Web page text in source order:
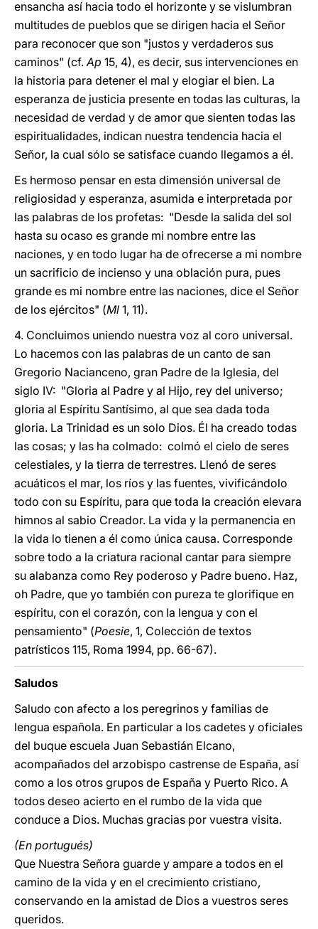
ensancha así hacia todo el horizonte y se vislumbran
multitudes de pueblos que se dirigen hacia el Señor
para reconocer que son "justos y verdaderos sus
caminos" (cf.Ap 15, 4), es decir, sus intervenciones en
la historia para detener el mal y elogiar el bien. La
esperanza de justicia presente en todas las culturas, la
necesidad de verdad y de amor que sienten todas las
espiritualidades, indican nuestra tendencia hacia el
Señor, la cual sólo se satisface cuando llegamos a él.
Es hermoso pensar en esta dimensión universal de
religiosidad y esperanza, asumida e interpretada por
las palabras de los profetas: "Desde la salida del sol
hasta su ocaso es grande mi nombre entre las
naciones, y en todo lugar ha de ofrecerse a mi nombre
un sacrificio de incienso y una oblación pura, pues
grande es mi nombre entre las naciones, dice el Señor
de los ejércitos" (Ml 1, 11).
4. Concluimos uniendo nuestra voz al coro universal.
Lo hacemos con las palabras de un canto de san
Gregorio Nacianceno, gran Padre de la Iglesia, del
siglo IV: "Gloria al Padre y al Hijo, rey del universo;
gloria al Espíritu Santísimo, al que sea dada toda
gloria. La Trinidad es un solo Dios. Él ha creado todas
las cosas; y las ha colmado: colmó el cielo de seres
celestiales, y la tierra de terrestres. Llenó de seres
acuáticos el mar, los ríos y las fuentes, vivificándolo
todo con su Espíritu, para que toda la creación elevara
himnos al sabio Creador. La vida y la permanencia en
la vida lo tienen a él como única causa. Corresponde
sobre todo a la criatura racional cantar para siempre
su alabanza como Rey poderoso y Padre bueno. Haz,
oh Padre, que yo también con pureza te glorifique en
espíritu, con el corazón, con la lengua y con el
pensamiento" (Poesie, 1, Colección de textos
patrísticos 115, Roma 1994, pp. 66-67).
Saludos
Saludo con afecto a los peregrinos y familias de
lengua española. En particular a los cadetes y oficiales
del buque escuela Juan Sebastián Elcano,
acompañados del arzobispo castrense de España, así
como a los otros grupos de España y Puerto Rico. A
todos deseo acierto en el rumbo de la vida que
conduce a Dios. Muchas gracias por vuestra visita.
(En portugués)
Que Nuestra Señora guarde y ampare a todos en el
camino de la vida y en el crecimiento cristiano,
conservando en la amistad de Dios a vuestros seres
queridos.